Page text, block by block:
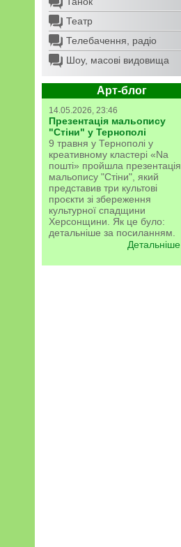
Театр
Телебачення, радіо
Шоу, масові видовища
Арт-блог
14.05.2026, 23:46
Презентація мальопису
"Стіни" у Тернополі
9 травня у Тернополі у
креативному кластері «Na
пошті» пройшла презентація
мальопису "Стіни", який
представив три культові
проєкти зі збереження
культурної спадщини
Херсонщини. Як це було:
детальніше за посиланням.
Детальніше